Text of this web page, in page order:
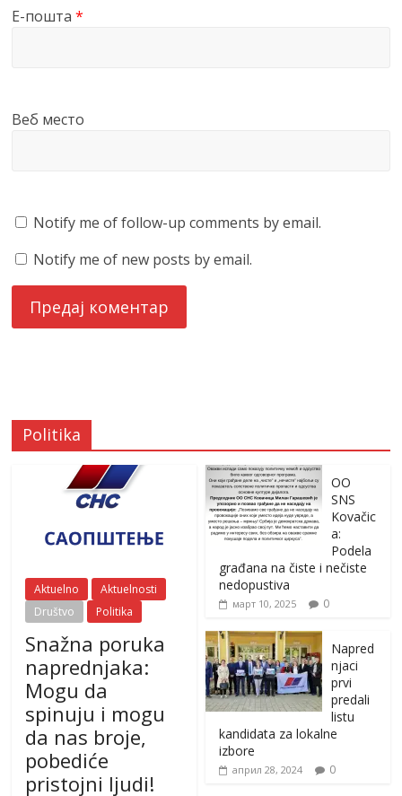
Е-пошта*
Веб место
Notify me of follow-up comments by email.
Notify me of new posts by email.
Politika
Aktuelno
Aktuelnosti
Društvo
Politika
Snažna poruka
naprednjaka:
Mogu da
spinuju i mogu
da nas broje,
pobediće
pristojni ljudi!
OO
SNS
Kovačic
a:
Podela
građana na čiste i nečiste
nedopustiva
март 10, 2025 0
Napred
njaci
prvi
predali
listu
kandidata za lokalne
izbore
април 28, 2024 0